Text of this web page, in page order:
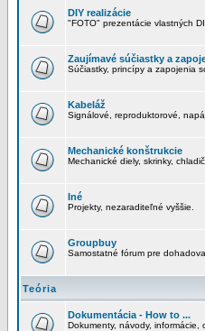
DIY realizácie
"FOTO" prezentácie vlastných
Zaujímavé súčiastky a
Súčiastky, princípy a zapojenia
Kabeláž
Signálové, reproduktorové,
Mechanické konštrukcie
Mechanické diely, skrinky,
Iné
Projekty, nezaraditeľné vyššie.
Groupbuy
Samostatné fórum pre
Teória
Dokumentácia - How to ...
Dokumenty, návody, informácie,